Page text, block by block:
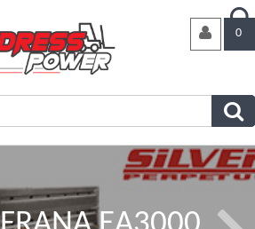

0
